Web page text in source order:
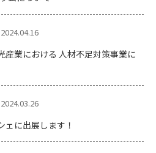
2024.04.16
産業における 人材不足対策事業に
2024.03.26
ェに出展します！